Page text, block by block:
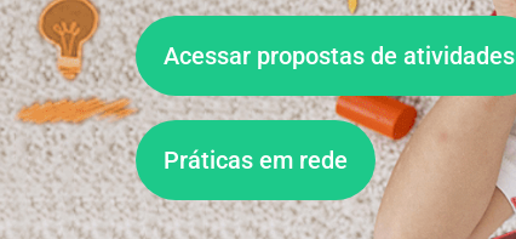
Acessar propostas de atividades
Práticas em rede